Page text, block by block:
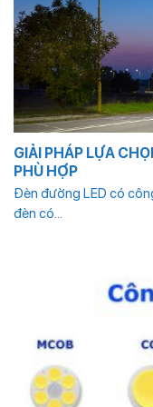
GIẢI PHÁP LỰA
PHÙ HỢP
Đèn đường LED có
đèn có...